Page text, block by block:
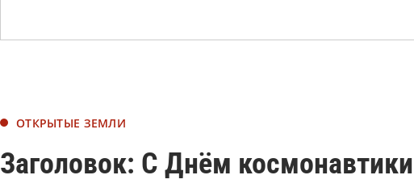
ОТКРЫТЫЕ ЗЕМЛИ
Заголовок: С Днём